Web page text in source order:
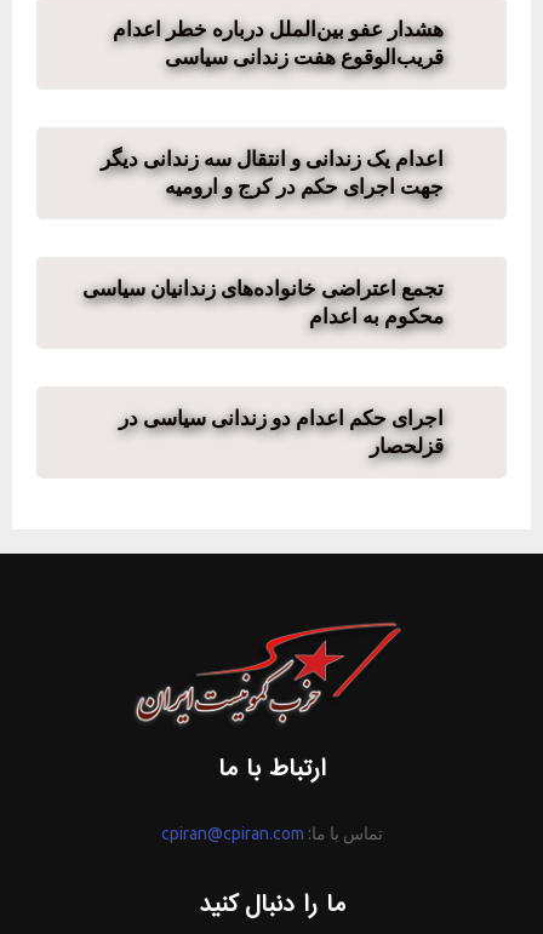
هشدار عفو بین‌الملل درباره خطر اعدام
قریب‌الوقوع هفت زندانی سیاسی
اعدام یک زندانی و انتقال سه زندانی دیگر
جهت اجرای حکم در کرج و ارومیه
تجمع اعتراضی خانواده‌های زندانیان سیاسی
محکوم به اعدام
اجرای حکم اعدام دو زندانی سیاسی در
قزلحصار
ارتباط با ما
تماس با ما: cpiran@cpiran.com
ما را دنبال کنید